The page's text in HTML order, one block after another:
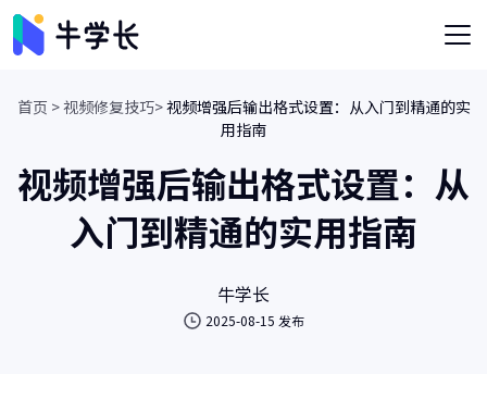
首页 >视频修复技巧>视频增强后输出格式设置：从入门到精通的实
用指南
视频增强后输出格式设置：从
入门到精通的实用指南
牛学长
2025-08-15 发布